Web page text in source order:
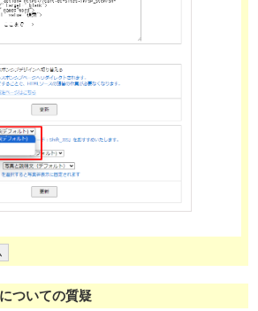
ついての質疑